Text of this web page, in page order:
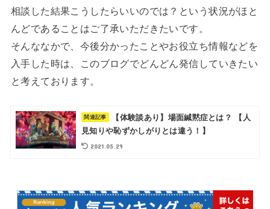
相談した結果こうしたらいいのでは？という状況がほと
んどであることはご了承いただきたいです。
そんななかで、今後分かったことやお役立ち情報などを
入手した時は、このブログでどんどん発信していきたい
と考えております。
【体験談あり】場面緘黙症とは？ 【人
見知りや恥ずかしがりとは違う！】
2021.05.29